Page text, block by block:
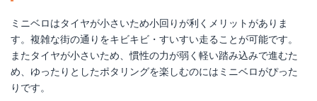
ミニベロはタイヤが小さいため小回りが利くメリットがありま
す。複雑な街の通りをキビキビ・すいすい走ることが可能です。
またタイヤが小さいため、慣性の力が弱く軽い踏み込みで進むた
め、ゆったりとしたポタリングを楽しむのにはミニベロがぴった
りです。